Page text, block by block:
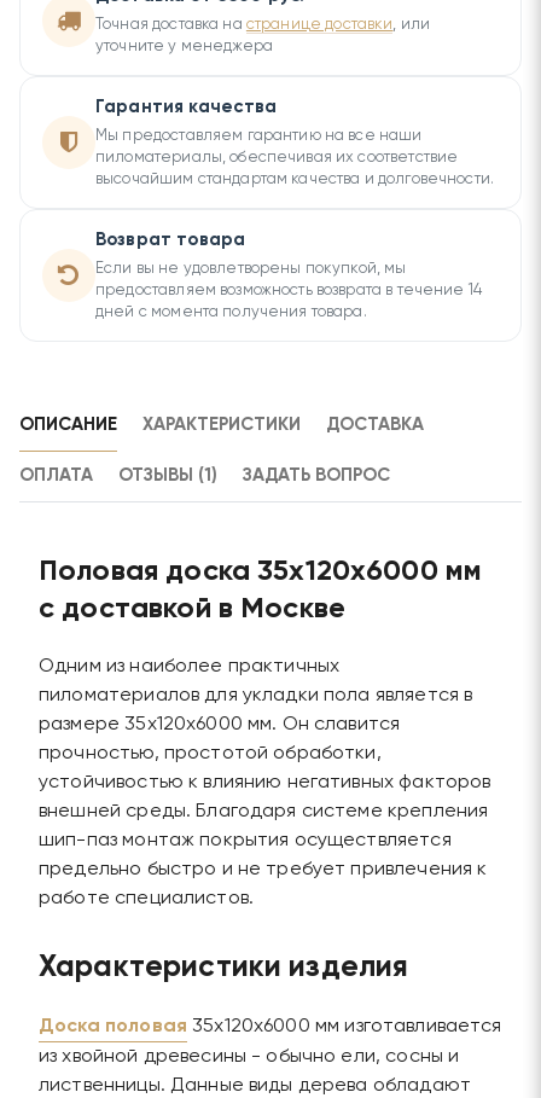
Точная доставка на странице доставки, или
уточните у менеджера
Гарантия качества
Мы предоставляем гарантию на все наши
пиломатериалы, обеспечивая их соответствие
высочайшим стандартам качества и долговечности.
Возврат товара
Если вы не удовлетворены покупкой, мы
предоставляем возможность возврата в течение 14
дней с момента получения товара.
ОПИСАНИЕ ХАРАКТЕРИСТИКИ ДОСТАВКА
ОПЛАТА ОТЗЫВЫ (1) ЗАДАТЬ ВОПРОС
Половая доска 35х120х6000 мм
с доставкой в Москве
Одним из наиболее практичных
пиломатериалов для укладки пола является в
размере 35х120х6000 мм. Он славится
прочностью, простотой обработки,
устойчивостью к влиянию негативных факторов
внешней среды. Благодаря системе крепления
шип-паз монтаж покрытия осуществляется
предельно быстро и не требует привлечения к
работе специалистов.
Характеристики изделия
Доска половая 35х120х6000 мм изготавливается
из хвойной древесины - обычно ели, сосны и
лиственницы. Данные виды дерева обладают